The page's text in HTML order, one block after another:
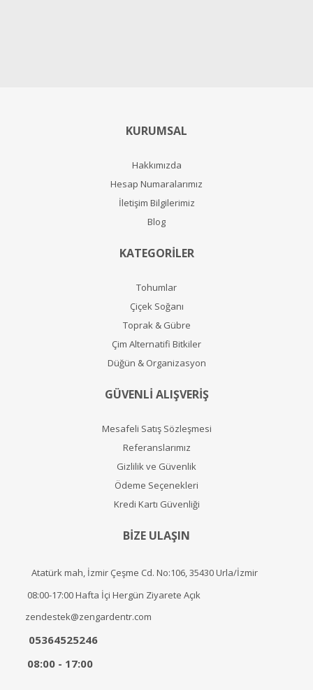
KURUMSAL
Hakkımızda
Hesap Numaralarımız
İletişim Bilgilerimiz
Blog
KATEGORİLER
Tohumlar
Çiçek Soğanı
Toprak & Gübre
Çim Alternatifi Bitkiler
Düğün & Organizasyon
GÜVENLİ ALIŞVERİŞ
Mesafeli Satış Sözleşmesi
Referanslarımız
Gizlilik ve Güvenlik
Ödeme Seçenekleri
Kredi Kartı Güvenliği
BİZE ULAŞIN
Atatürk mah, İzmir Çeşme Cd. No:106, 35430 Urla/İzmir
08:00-17:00 Hafta İçi Hergün Ziyarete Açık
zendestek@zengardentr.com
05364525246
08:00 - 17:00